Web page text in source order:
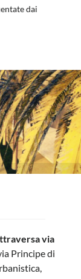
dai
via
Principe di